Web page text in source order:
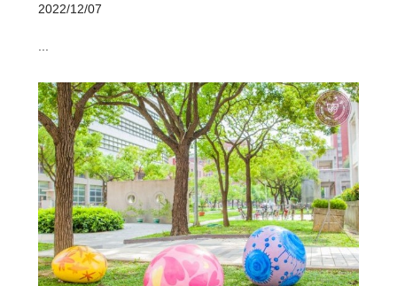
2022/12/07